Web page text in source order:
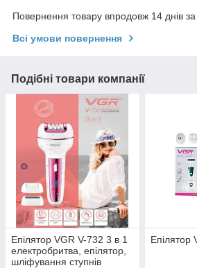
Повернення товару впродовж 14 днів
Всі умови повернення
Подібні товари компанії
Епілятор VGR V-732 3 в 1
електробритва, епілятор,
шліфування ступнів
Епілятор